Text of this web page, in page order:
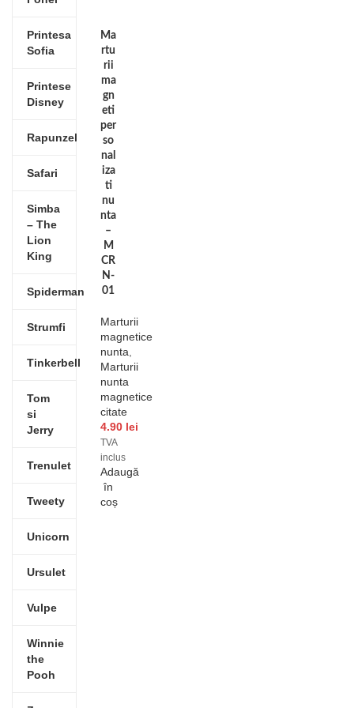
Printesa
Sofia
Printese
Disney
Rapunzel
Safari
Simba
– The
Lion
King
Spiderman
Strumfi
Tinkerbell
Tom
si
Jerry
Trenulet
Tweety
Unicorn
Ursulet
Vulpe
Winnie
the
Pooh
Ma
rtu
rii
ma
gn
eti
per
so
nal
iza
ti
nu
nta
–
M
CR
N-
01
Marturii
magnetice
nunta
Marturii
nunta
magnetice
citate
4.90 lei
TVA
inclus
Adaugă
în
coș